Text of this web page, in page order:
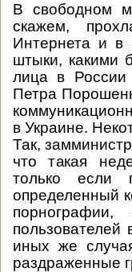
В свободном
скажем,
Интернета и в
штыки, какими
лица в России
Петра
в Украине.
Так,
что такая
только если
определенный
пользователей
иных же
раздраженные